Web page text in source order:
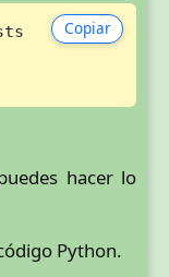
Copiar
hacer lo
Python.